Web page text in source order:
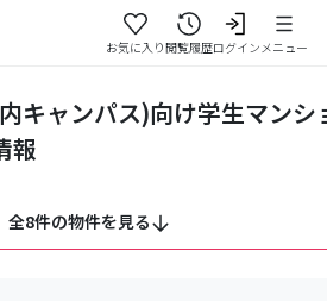
お気に入り閲覧履歴ログインメニュー
キャンパス)向け学生マンシ
報
全8件の物件を見る